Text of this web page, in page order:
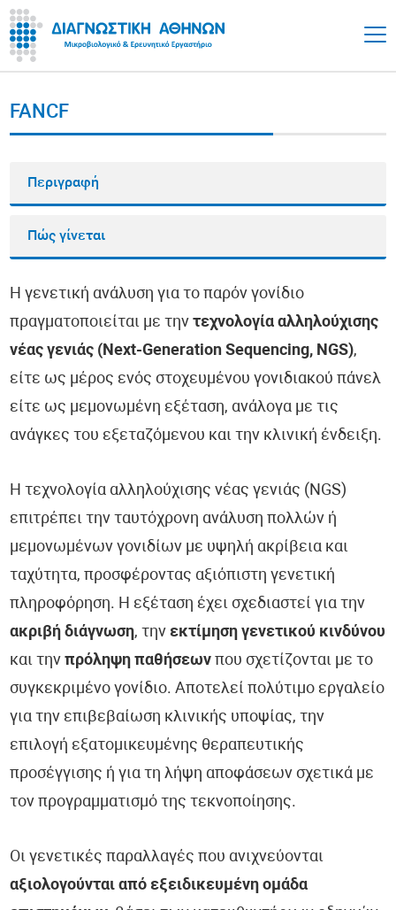
FANCF
Περιγραφή
Πώς γίνεται
Η γενετική ανάλυση για το παρόν γονίδιο
πραγματοποιείται με τηντεχνολογία αλληλούχισης
νέας γενιάς (Next-Generation Sequencing, NGS),
είτε ως μέρος ενός στοχευμένου γονιδιακού πάνελ
είτε ως μεμονωμένη εξέταση, ανάλογα με τις
ανάγκες του εξεταζόμενου και την κλινική ένδειξη.
Η τεχνολογία αλληλούχισης νέας γενιάς (NGS)
επιτρέπει την ταυτόχρονη ανάλυση πολλών ή
μεμονωμένων γονιδίων με υψηλή ακρίβεια και
ταχύτητα, προσφέροντας αξιόπιστη γενετική
πληροφόρηση. Η εξέταση έχει σχεδιαστεί για την
ακριβή διάγνωση, τηνεκτίμηση γενετικού κινδύνου
και τηνπρόληψη παθήσεων που σχετίζονται με το
συγκεκριμένο γονίδιο. Αποτελεί πολύτιμο εργαλείο
για την επιβεβαίωση κλινικής υποψίας, την
επιλογή εξατομικευμένης θεραπευτικής
προσέγγισης ή για τη λήψη αποφάσεων σχετικά με
τον προγραμματισμό της τεκνοποίησης.
Οι γενετικές παραλλαγές που ανιχνεύονται
αξιολογούνται από εξειδικευμένη ομάδα